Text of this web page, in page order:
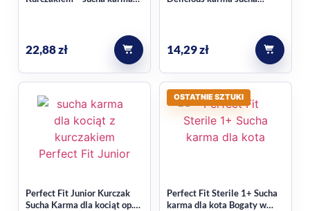
22,88zł 14,29zł
Perfect Fit Junior Kurczak
Sucha Karma dla kociąt op.
OSTATNIE SZTUKI
Perfect Fit Sterile 1+ Sucha
karma dla kota Bogaty w